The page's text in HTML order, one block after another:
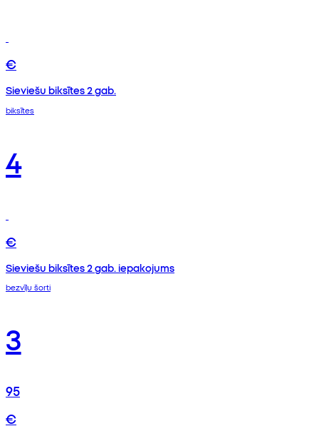
€
Sieviešu biksītes 2 gab.
biksītes
4
€
Sieviešu biksītes 2 gab. iepakojums
bezvīļu šorti
3
95
€